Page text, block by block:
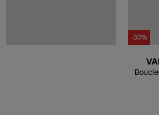
-30%